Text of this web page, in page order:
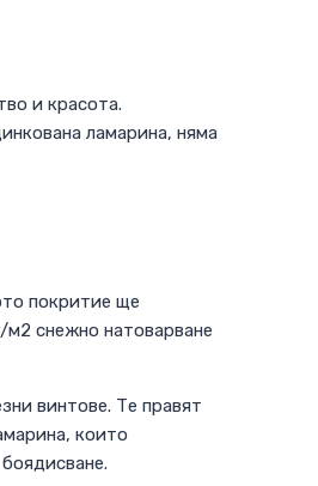
и красота.
ламарина, няма
покритие ще
снежно натоварване
винтове. Те правят
които